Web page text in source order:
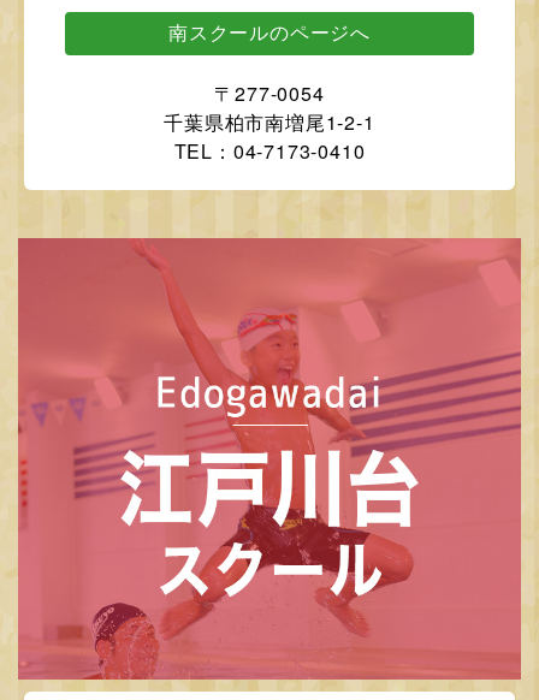
南スクールのページへ
〒277-0054
千葉県柏市南増尾1-2-1
TEL：04-7173-0410